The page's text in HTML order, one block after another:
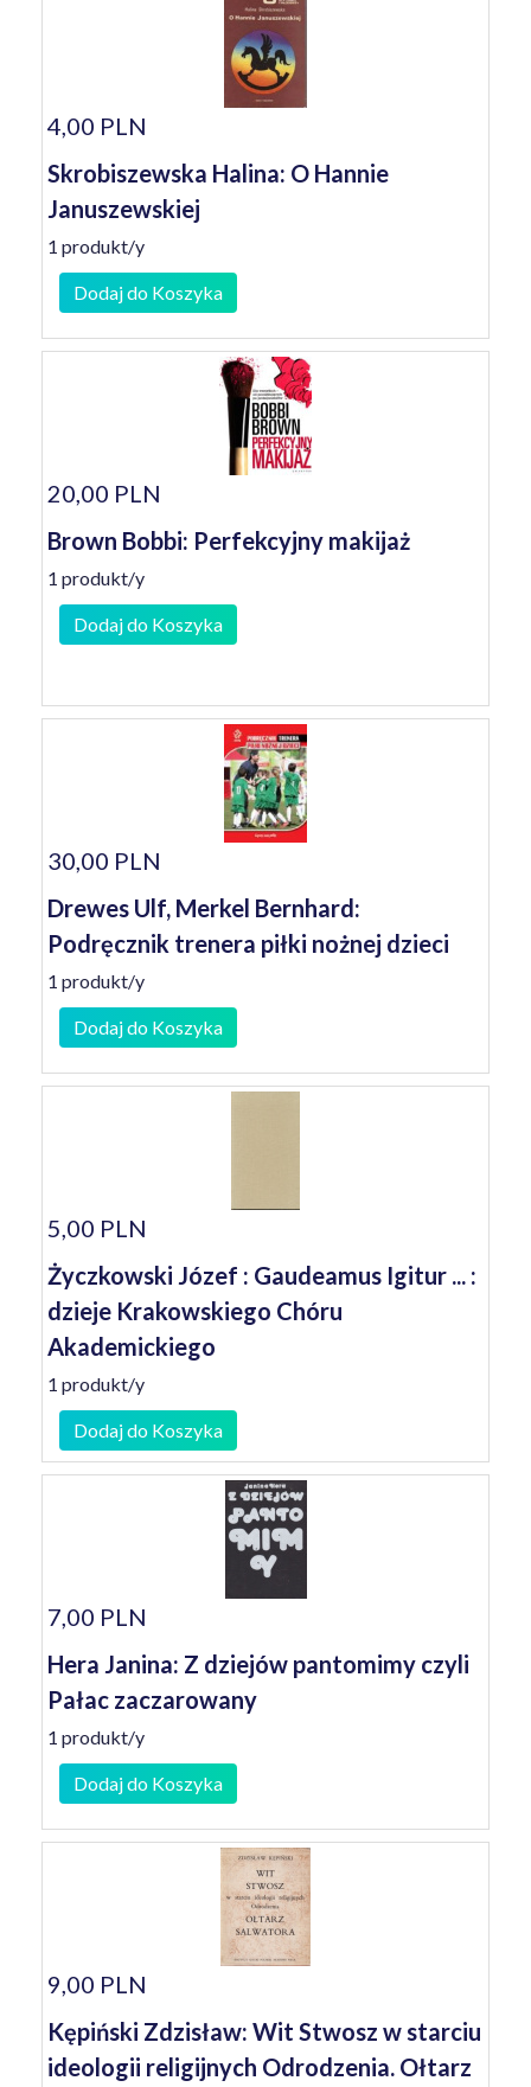
4,00 PLN
Skrobiszewska Halina: O Hannie
Januszewskiej
1 produkt/y
Dodaj do Koszyka
20,00 PLN
Brown Bobbi: Perfekcyjny makijaż
1 produkt/y
Dodaj do Koszyka
30,00 PLN
Drewes Ulf, Merkel Bernhard:
Podręcznik trenera piłki nożnej dzieci
1 produkt/y
Dodaj do Koszyka
5,00 PLN
Życzkowski Józef : Gaudeamus Igitur ... :
dzieje Krakowskiego Chóru
Akademickiego
1 produkt/y
Dodaj do Koszyka
7,00 PLN
Hera Janina: Z dziejów pantomimy czyli
Pałac zaczarowany
1 produkt/y
Dodaj do Koszyka
9,00 PLN
Kępiński Zdzisław: Wit Stwosz w starciu
ideologii religijnych Odrodzenia. Ołtarz